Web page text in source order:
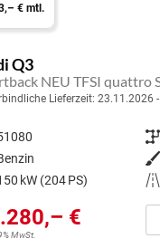
€ mtl.
Q3
Lieferzeit: 23.11.2026
Getriebe
Außenfarbe
kW (204 PS) Kilometerstand
€
MwSt.